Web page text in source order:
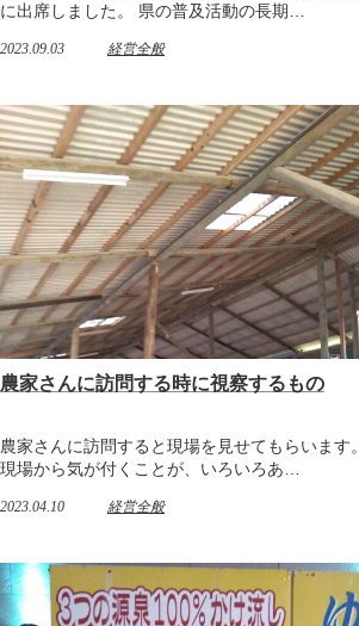
に出席しました。 県の普及活動の長期…
2023.09.03 経営全般
農家さんに訪問する時に視察するもの
農家さんに訪問すると現場を見せてもらいます。
現場から気が付くことが、いろいろあ…
2023.04.10 経営全般